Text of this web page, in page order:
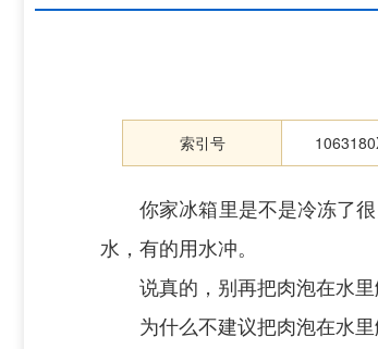
索引号
你家冰箱里是不是冷冻了
水，有的用水冲。
说真的，别再把肉泡在水
为什么不建议把肉泡在水